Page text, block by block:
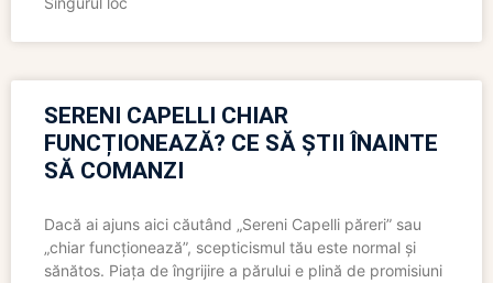
SERENI CAPELLI CHIAR
FUNCȚIONEAZĂ? CE SĂ ȘTII ÎNAINTE
SĂ COMANZI
Dacă ai ajuns aici căutând „Sereni Capelli păreri” sau
„chiar funcționează”, scepticismul tău este normal și
sănătos. Piața de îngrijire a părului e plină de promisiuni